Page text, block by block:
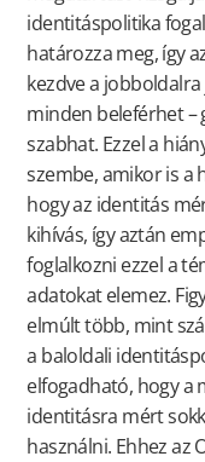
identitáspolitika
határozza meg, így
kezdve a
minden beleférhet –
szabhat. Ezzel a
szembe, amikor is a
hogy az identitás
kihívás, így aztán
foglalkozni ezzel a
adatokat elemez.
elmúlt több, mint
a baloldali
elfogadható, hogy a
identitásra mért
használni. Ehhez az